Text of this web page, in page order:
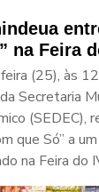
na Feira
(25), às
Secretaria
(SEDEC),
que Só” a um
na Feira do